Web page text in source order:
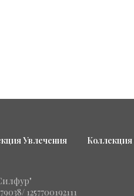
Увлечения Коллекция
1257700192111